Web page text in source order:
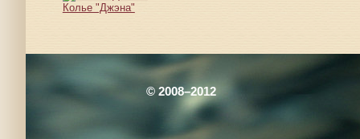
Колье "Джэна"
© 2008–2012